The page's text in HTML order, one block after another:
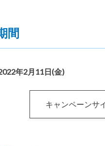
間
年2月11日(金)
キャンペーンサ